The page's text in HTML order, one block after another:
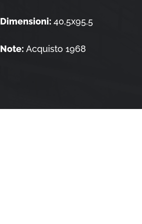
Dimensioni:40,5x95,5
Note:Acquisto 1968